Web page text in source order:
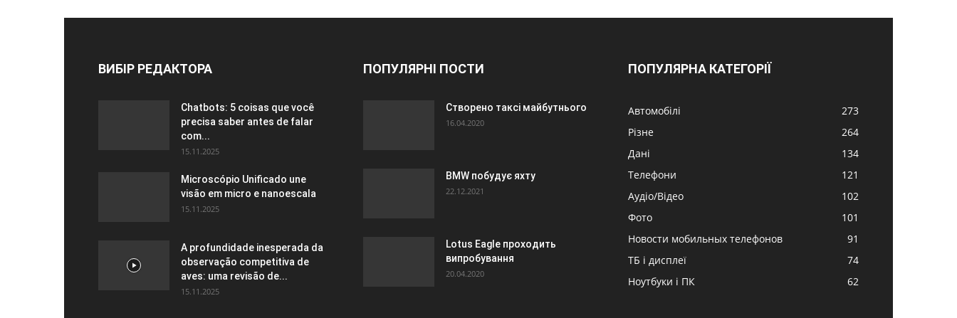
ВИБІР РЕДАКТОРА
Chatbots: 5 coisas que você
precisa saber antes de falar
com...
15.11.2025
Microscópio Unificado une
visão em micro e nanoescala
15.11.2025
A profundidade inesperada da
observação competitiva de
aves: uma revisão de...
15.11.2025
ПОПУЛЯРНІ ПОСТИ
Створено таксі майбутнього
16.04.2020
BMW побудує яхту
22.12.2021
Lotus Eagle проходить
випробування
20.04.2020
ПОПУЛЯРНА КАТЕГОРІЇ
Автомобілі
273
Різне
264
Дані
134
Телефони
121
Аудіо/Відео
102
Фото
101
Новости мобильных телефонов
91
ТБ і дисплеї
74
Ноутбуки і ПК
62